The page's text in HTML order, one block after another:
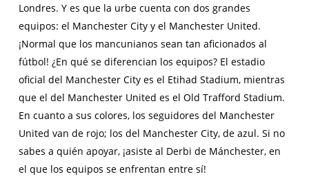
Londres. Y es que la urbe cuenta con dos grandes
equipos: el Manchester City y el Manchester United.
¡Normal que los mancunianos sean tan aficionados al
fútbol! ¿En qué se diferencian los equipos? El estadio
oficial del Manchester City es el Etihad Stadium, mientras
que el del Manchester United es el Old Trafford Stadium.
En cuanto a sus colores, los seguidores del Manchester
United van de rojo; los del Manchester City, de azul. Si no
sabes a quién apoyar, ¡asiste al Derbi de Mánchester, en
el que los equipos se enfrentan entre sí!